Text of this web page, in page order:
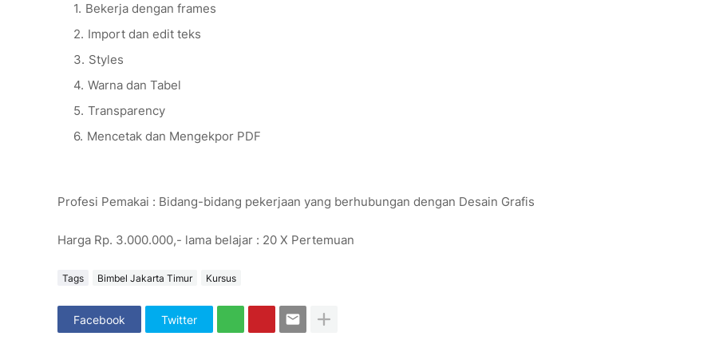
Bekerja dengan frames
Import dan edit teks
Styles
Warna dan Tabel
Transparency
Mencetak dan Mengekpor PDF
Profesi Pemakai : Bidang-bidang pekerjaan yang berhubungan dengan Desain Grafis
Harga Rp. 3.000.000,- lama belajar : 20 X Pertemuan
Tags Bimbel Jakarta Timur Kursus
Facebook Twitter